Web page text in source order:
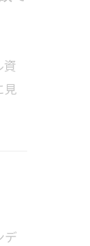
資
見
デ